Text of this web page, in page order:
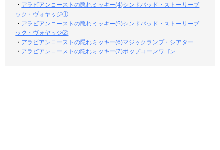
・ アラビアンコーストの隠れミッキー(4)シンドバッド・ストーリーブ
ック・ヴォヤッジ①
・ アラビアンコーストの隠れミッキー(5)シンドバッド・ストーリーブ
ック・ヴォヤッジ②
・ アラビアンコーストの隠れミッキー(6)マジックランプ・シアター
・ アラビアンコーストの隠れミッキー(7)ポップコーンワゴン